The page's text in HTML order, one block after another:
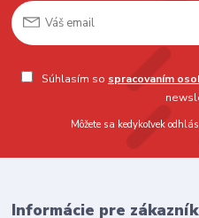
Súhlasím so spracovaním
Môžete sa kedykoľvek
Informácie pre